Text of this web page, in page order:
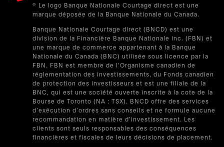
® Le logo Banque Nationale Courtage direct est une
marque déposée de la Banque Nationale du Canada.
Banque Nationale Courtage direct (BNCD) est une
division de la Financière Banque Nationale inc. (FBN) et
une marque de commerce appartenant à la Banque
Nationale du Canada (BNC) utilisée sous licence par la
FBN. FBN est membre de l'Organisme canadien de
réglementation des investissements, du Fonds canadien
de protection des investisseurs et est une filiale de la
BNC, qui est une société ouverte inscrite à la cote de la
Bourse de Toronto (NA : TSX). BNCD offre des services
d'exécution d'ordres sans conseils et ne formule aucune
recommandation en matière d'investissement. Les
clients sont seuls responsables des conséquences
financières et fiscales de leurs décisions de placement.